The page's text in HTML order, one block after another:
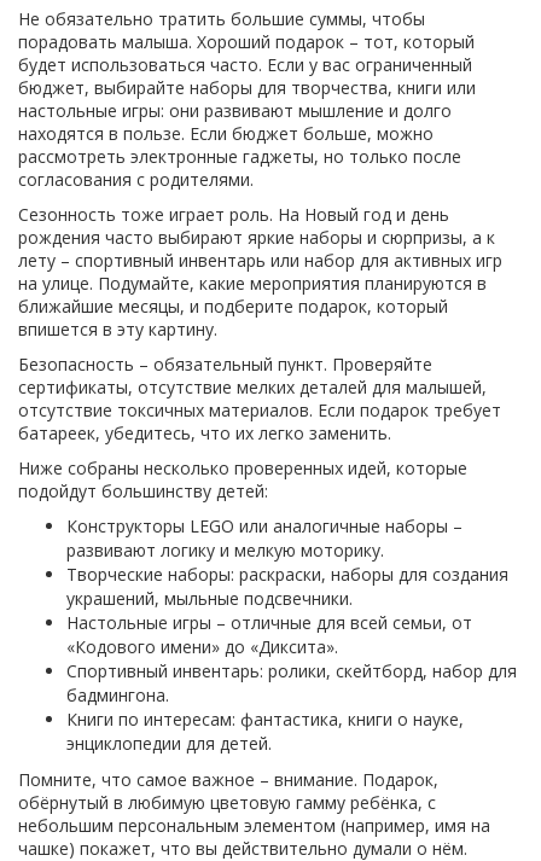
Не обязательно тратить большие суммы, чтобы
порадовать малыша. Хороший подарок – тот, который
будет использоваться часто. Если у вас ограниченный
бюджет, выбирайте наборы для творчества, книги или
настольные игры: они развивают мышление и долго
находятся в пользе. Если бюджет больше, можно
рассмотреть электронные гаджеты, но только после
согласования с родителями.
Сезонность тоже играет роль. На Новый год и день
рождения часто выбирают яркие наборы и сюрпризы, а к
лету – спортивный инвентарь или набор для активных игр
на улице. Подумайте, какие мероприятия планируются в
ближайшие месяцы, и подберите подарок, который
впишется в эту картину.
Безопасность – обязательный пункт. Проверяйте
сертификаты, отсутствие мелких деталей для малышей,
отсутствие токсичных материалов. Если подарок требует
батареек, убедитесь, что их легко заменить.
Ниже собраны несколько проверенных идей, которые
подойдут большинству детей:
Конструкторы LEGO или аналогичные наборы –
развивают логику и мелкую моторику.
Творческие наборы: раскраски, наборы для создания
украшений, мыльные подсвечники.
Настольные игры – отличные для всей семьи, от
«Кодового имени» до «Диксита».
Спортивный инвентарь: ролики, скейтборд, набор для
бадмингона.
Книги по интересам: фантастика, книги о науке,
энциклопедии для детей.
Помните, что самое важное – внимание. Подарок,
обёрнутый в любимую цветовую гамму ребёнка, с
небольшим персональным элементом (например, имя на
чашке) покажет, что вы действительно думали о нём.